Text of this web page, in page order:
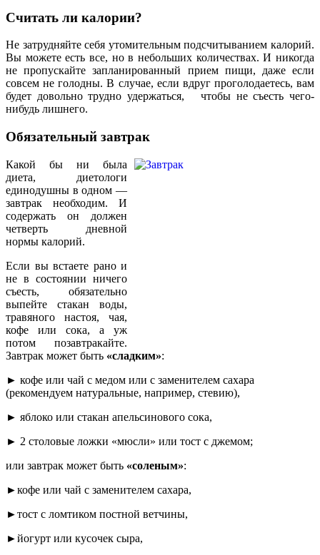
Считать ли калории?
Не затрудняйте себя утомительным подсчитыванием калорий.
Вы можете есть все, но в небольших количествах. И никогда
не пропускайте запланированный прием пищи, даже если
совсем не голодны. В случае, если вдруг проголодаетесь, вам
будет довольно трудно удержаться, чтобы не съесть чего-
нибудь лишнего.
Обязательный завтрак
Какой бы ни была
диета, диетологи
единодушны в одном —
завтрак необходим. И
содержать он должен
четверть дневной
нормы калорий.
Если вы встаете рано и
не в состоянии ничего
съесть, обязательно
выпейте стакан воды,
травяного настоя, чая,
кофе или сока, а уж
потом позавтракайте.
Завтрак может быть «сладким»:
► кофе или чай с медом или с заменителем сахара
(рекомендуем натуральные, например, стевию),
► яблоко или стакан апельсинового сока,
► 2 столовые ложки «мюсли» или тост с джемом;
или завтрак может быть «соленым»:
►кофе или чай с заменителем сахара,
►тост с ломтиком постной ветчины,
►йогурт или кусочек сыра,